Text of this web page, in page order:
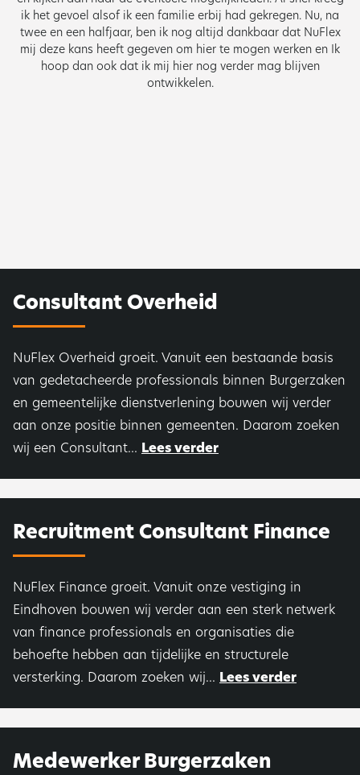
ik het gevoel alsof ik een familie erbij had gekregen. Nu, na
twee en een halfjaar, ben ik nog altijd dankbaar dat NuFlex
mij deze kans heeft gegeven om hier te mogen werken en Ik
hoop dan ook dat ik mij hier nog verder mag blijven
ontwikkelen.
Consultant Overheid
NuFlex Overheid groeit. Vanuit een bestaande basis
van gedetacheerde professionals binnen Burgerzaken
en gemeentelijke dienstverlening bouwen wij verder
aan onze positie binnen gemeenten. Daarom zoeken
wij een Consultant... Lees verder
Recruitment Consultant Finance
NuFlex Finance groeit. Vanuit onze vestiging in
Eindhoven bouwen wij verder aan een sterk netwerk
van finance professionals en organisaties die
behoefte hebben aan tijdelijke en structurele
versterking. Daarom zoeken wij... Lees verder
Medewerker Burgerzaken